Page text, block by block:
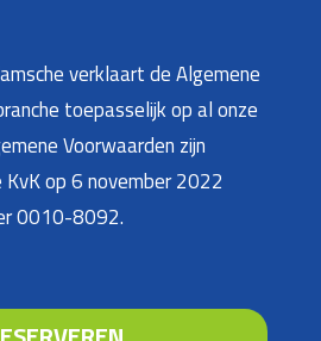
verklaart de Algemene
toepasselijk op al onze
Voorwaarden zijn
op 6 november 2022
0010-8092.